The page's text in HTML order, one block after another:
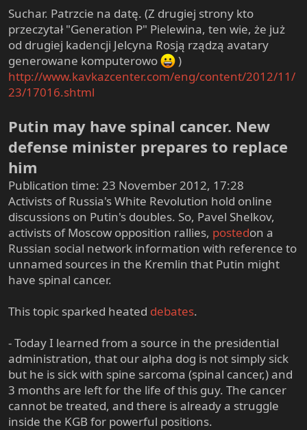
Suchar. Patrzcie na datę. (Z drugiej strony kto
przeczytał "Generation P" Pielewina, ten wie, że już
od drugiej kadencji Jelcyna Rosją rządzą avatary
generowane komputerowo
)
http://www.kavkazcenter.com/eng/content/2012/11/
23/17016.shtml
Putin may have spinal cancer. New
defense minister prepares to replace
him
Publication time: 23 November 2012, 17:28
Activists of Russia's White Revolution hold online
discussions on Putin's doubles. So, Pavel Shelkov,
activists of Moscow opposition rallies, postedon a
Russian social network information with reference to
unnamed sources in the Kremlin that Putin might
have spinal cancer.
This topic sparked heated debates.
- Today I learned from a source in the presidential
administration, that our alpha dog is not simply sick
but he is sick with spine sarcoma (spinal cancer,) and
3 months are left for the life of this guy. The cancer
cannot be treated, and there is already a struggle
inside the KGB for powerful positions.